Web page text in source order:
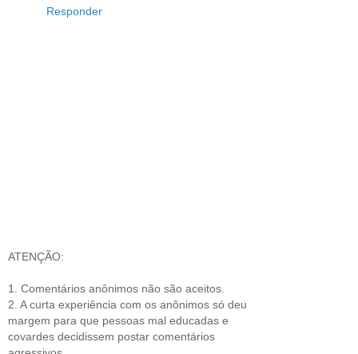
Responder
ATENÇÃO:
1. Comentários anônimos não são aceitos.
2. A curta experiência com os anônimos só deu
margem para que pessoas mal educadas e
covardes decidissem postar comentários